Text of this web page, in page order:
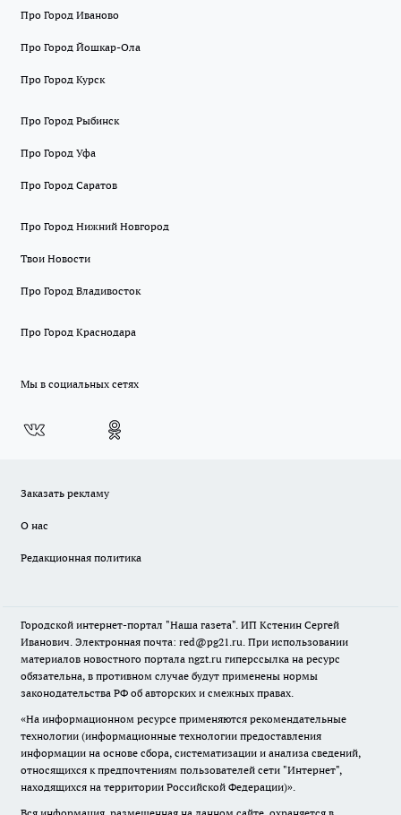
Про Город Иваново
Про Город Йошкар-Ола
Про Город Курск
Про Город Рыбинск
Про Город Уфа
Про Город Саратов
Про Город Нижний Новгород
Твои Новости
Про Город Владивосток
Про Город Краснодара
Мы в социальных сетях
Заказать рекламу
О нас
Редакционная политика
Городской интернет-портал "Наша газета". ИП Кстенин Сергей
Иванович. Электронная почта: red@pg21.ru. При использовании
материалов новостного портала ngzt.ru гиперссылка на ресурс
обязательна, в противном случае будут применены нормы
законодательства РФ об авторских и смежных правах.
«На информационном ресурсе применяются рекомендательные
технологии (информационные технологии предоставления
информации на основе сбора, систематизации и анализа сведений,
относящихся к предпочтениям пользователей сети "Интернет",
находящихся на территории Российской Федерации)».